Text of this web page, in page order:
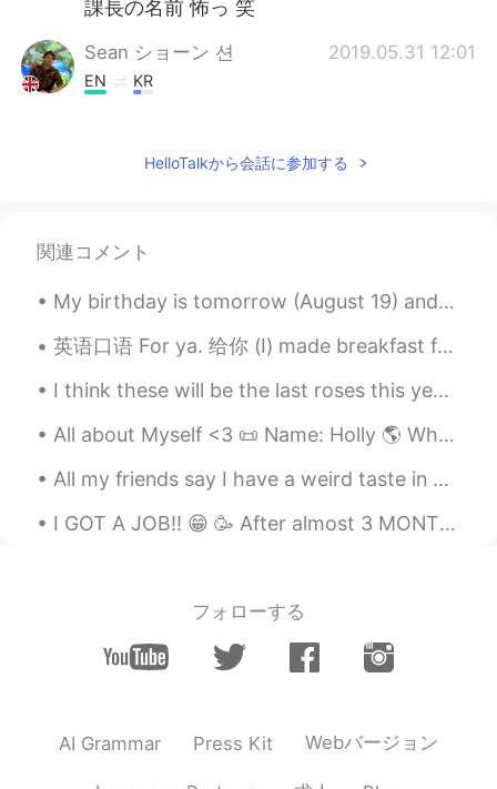
課長の名前 怖っ 笑
Sean ショーン 션 2019.05.31 12:01
EN KR
@Ayu女の子だけど！多分それは彼女がい
Sean ショーン 션 2019.05.31 11:59
EN KR
@kana5匹のねこがいます…でも頼朝はお
JP EN
女の子なのに源頼朝なのですね😂👍✨
2019.05.31 11:55
Omg cute assss
HelloTalkから会話に参加する
関連コメント
My birthday is tomorrow (August 19) and I’m pre-celebrating it right now by drowning myself in bo...
英语口语 For ya. 给你 (I) made breakfast for ya. 给你做早饭 (I) got a package for ya. 给你个快递 (I) have somet...
I think these will be the last roses this year 🌸 Summer has not been kind this year. Maybe ne...
All about Myself <3 📜 Name: Holly 🌎 Where are you from? : England🇬🇧 📈 Height : 164cm 👀Eye color ...
All my friends say I have a weird taste in clothes .. Until I finished school / university I us...
I GOT A JOB!! 😁 🥳 After almost 3 MONTHS of not working (stupid Corona), I am gonna work again...
フォローする
AI Grammar Press Kit Webバージョン